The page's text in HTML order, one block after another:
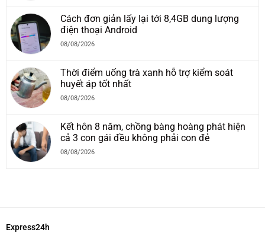
Cách đơn giản lấy lại tới 8,4GB dung lượng
điện thoại Android
08/08/2026
Thời điểm uống trà xanh hỗ trợ kiểm soát
huyết áp tốt nhất
08/08/2026
Kết hôn 8 năm, chồng bàng hoàng phát hiện
cả 3 con gái đều không phải con đẻ
08/08/2026
Express24h